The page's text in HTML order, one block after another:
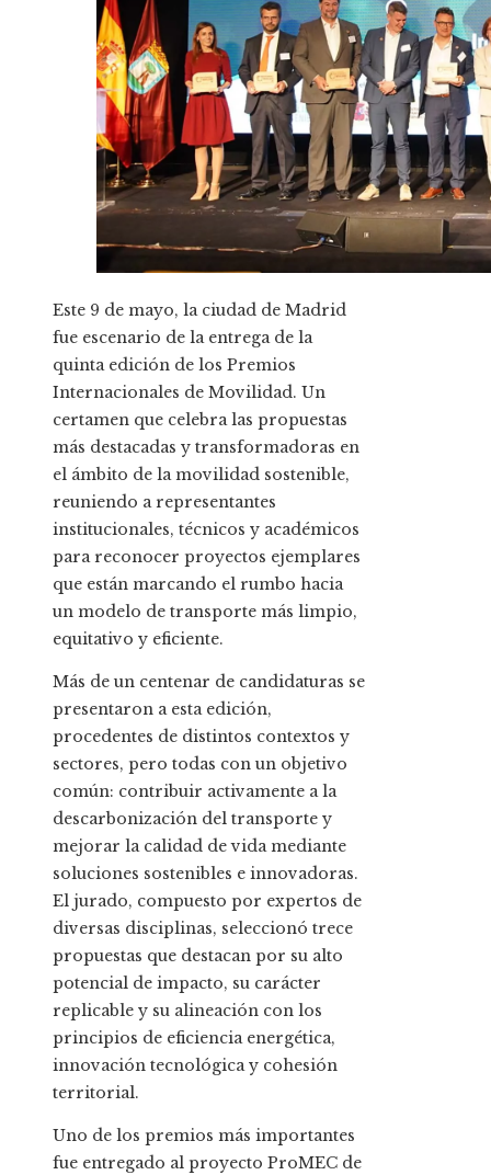
Este 9 de mayo, la ciudad de Madrid
fue escenario de la entrega de la
quinta edición de los Premios
Internacionales de Movilidad. Un
certamen que celebra las propuestas
más destacadas y transformadoras en
el ámbito de la movilidad sostenible,
reuniendo a representantes
institucionales, técnicos y académicos
para reconocer proyectos ejemplares
que están marcando el rumbo hacia
un modelo de transporte más limpio,
equitativo y eficiente.
Más de un centenar de candidaturas se
presentaron a esta edición,
procedentes de distintos contextos y
sectores, pero todas con un objetivo
común: contribuir activamente a la
descarbonización del transporte y
mejorar la calidad de vida mediante
soluciones sostenibles e innovadoras.
El jurado, compuesto por expertos de
diversas disciplinas, seleccionó trece
propuestas que destacan por su alto
potencial de impacto, su carácter
replicable y su alineación con los
principios de eficiencia energética,
innovación tecnológica y cohesión
territorial.
Uno de los premios más importantes
fue entregado al proyecto ProMEC de